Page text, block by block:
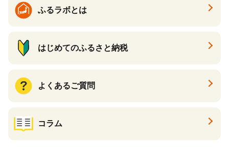
ふるラボとは
はじめてのふるさと納税
よくあるご質問
コラム